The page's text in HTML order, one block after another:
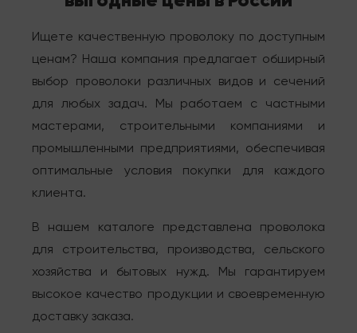
Ищете качественную проволоку по доступным
ценам? Наша компания предлагает обширный
выбор проволоки различных видов и сечений
для любых задач. Мы работаем с частными
мастерами, строительными компаниями и
промышленными предприятиями, обеспечивая
оптимальные условия покупки для каждого
клиента.
В нашем каталоге представлена проволока
для строительства, производства, сельского
хозяйства и бытовых нужд. Мы гарантируем
высокое качество продукции и своевременную
доставку заказа.